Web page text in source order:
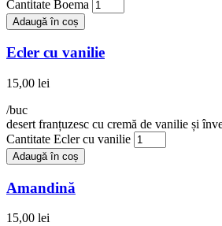
Cantitate Boema
Adaugă în coș
Ecler cu vanilie
15,00 lei
/buc
desert franțuzesc cu cremă de vanilie și
Cantitate Ecler cu vanilie
Adaugă în coș
Amandină
15,00 lei